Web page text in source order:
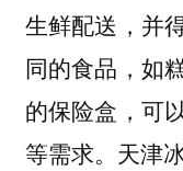
生鲜配送，并
同的食品，如
的保险盒，可
等需求。天津